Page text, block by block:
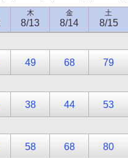
木
8/13
金
8/14
土
8/15
49 68 79
38 44 53
58 68 80